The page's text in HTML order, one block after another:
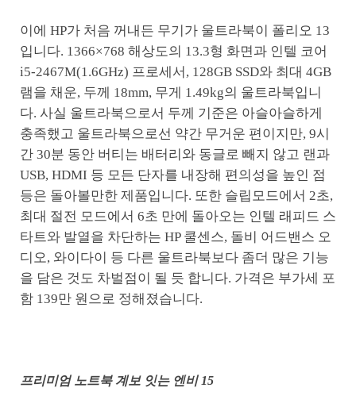
이에 HP가 처음 꺼내든 무기가 울트라북이 폴리오 13
입니다. 1366×768 해상도의 13.3형 화면과 인텔 코어
i5-2467M(1.6GHz) 프로세서, 128GB SSD와 최대 4GB
램을 채운, 두께 18mm, 무게 1.49kg의 울트라북입니
다. 사실 울트라북으로서 두께 기준은 아슬아슬하게
충족했고 울트라북으로선 약간 무거운 편이지만, 9시
간 30분 동안 버티는 배터리와 동글로 빼지 않고 랜과
USB, HDMI 등 모든 단자를 내장해 편의성을 높인 점
등은 돌아볼만한 제품입니다. 또한 슬립모드에서 2초,
최대 절전 모드에서 6초 만에 돌아오는 인텔 래피드 스
타트와 발열을 차단하는 HP 쿨센스, 돌비 어드밴스 오
디오, 와이다이 등 다른 울트라북보다 좀더 많은 기능
을 담은 것도 차벌점이 될 듯 합니다. 가격은 부가세 포
함 139만 원으로 정해졌습니다.
프리미엄 노트북 계보 잇는 엔비 15